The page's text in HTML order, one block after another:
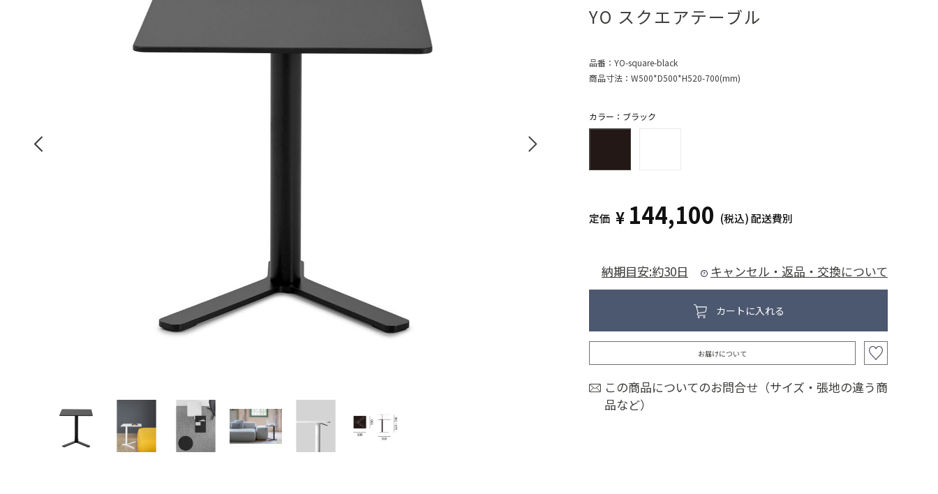
YO スクエアテーブル
品番： YO-square-black
商品寸法： W500*D500*H520-700(mm)
カラー：ブラック
定価 ¥ 144,100 (税込)配送費別
納期目安:約30日 キャンセル・返品・交換について
カートに入れる
お届けについて
この商品についてのお問合せ（サイズ・張地の違う商
品など）